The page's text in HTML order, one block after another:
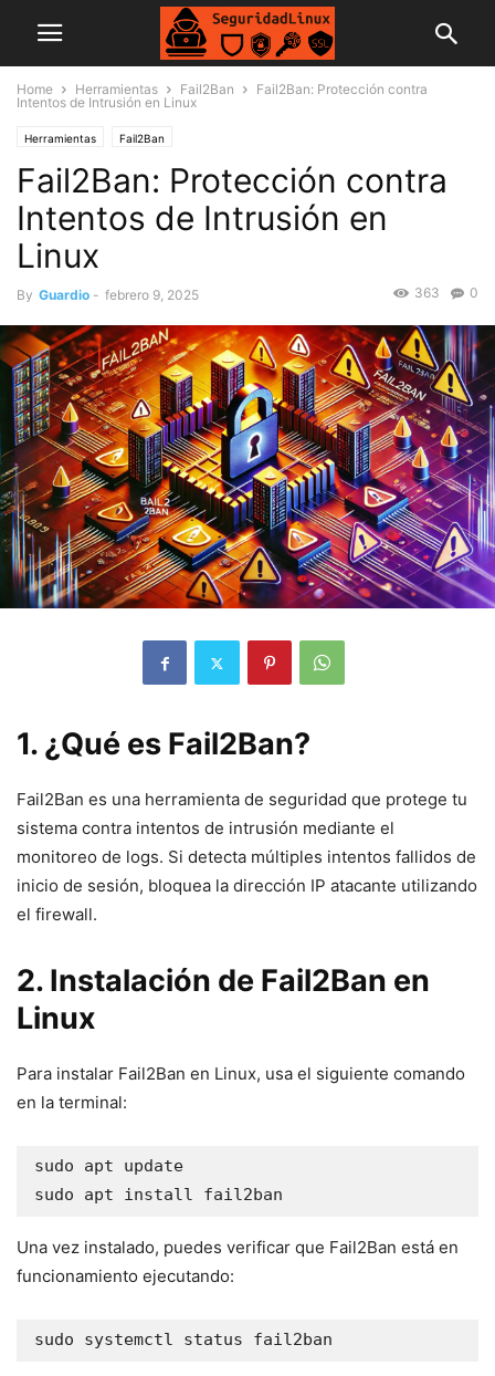
Home Herramientas Fail2Ban
Fail2Ban: Protección contra
Intentos de Intrusión en Linux
Herramientas Fail2Ban
Fail2Ban: Protección contra
Intentos de Intrusión en
Linux
By Guardio - febrero 9, 2025 0
363
1. ¿Qué es Fail2Ban?
Fail2Ban es una herramienta de seguridad que protege tu
sistema contra intentos de intrusión mediante el
monitoreo de logs. Si detecta múltiples intentos fallidos de
inicio de sesión, bloquea la dirección IP atacante utilizando
el firewall.
2. Instalación de Fail2Ban en
Linux
Para instalar Fail2Ban en Linux, usa el siguiente comando
en la terminal:
sudo apt update
sudo apt install fail2ban
Una vez instalado, puedes verificar que Fail2Ban está en
funcionamiento ejecutando:
sudo systemctl status fail2ban